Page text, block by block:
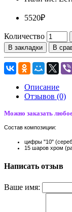
5520₽
Количество
В закладки
В
Описание
Отзывов (0)
Можно заказать
Состав композиции:
цифры "10"
15 шаров хром
Написать отзыв
Ваше имя: